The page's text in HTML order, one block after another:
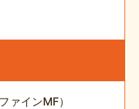
ァインMF）